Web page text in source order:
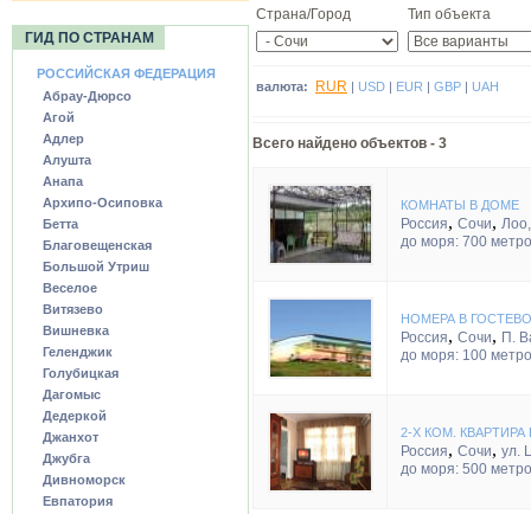
ГИД ПО СТРАНАМ
РОССИЙСКАЯ ФЕДЕРАЦИЯ
Абрау-Дюрсо
Агой
Адлер
Алушта
Анапа
Архипо-Осиповка
Бетта
Благовещенская
Большой Утриш
Веселое
Витязево
Вишневка
Геленджик
Голубицкая
Дагомыс
Дедеркой
Джанхот
Джубга
Дивноморск
Евпатория
Страна/Город
Тип объекта
валюта: RUR | USD | EUR | GBP | UAH
Всего найдено объектов - 3
КОМНАТЫ В ДОМЕ
Россия, Сочи,
до моря: 700
НОМЕРА В
Россия, Сочи, П.
до моря: 100
2-Х КОМ.
Россия, Сочи, ул.
до моря: 500